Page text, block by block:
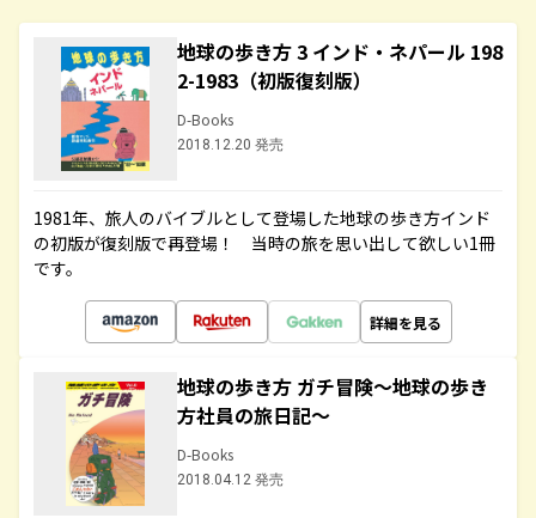
地球の歩き方 3 インド・ネパール 198
2-1983（初版復刻版）
D-Books
2018.12.20 発売
1981年、旅人のバイブルとして登場した地球の歩き方インド
の初版が復刻版で再登場！ 当時の旅を思い出して欲しい1冊
です。
詳細を見る
地球の歩き方 ガチ冒険～地球の歩き
方社員の旅日記～
D-Books
2018.04.12 発売